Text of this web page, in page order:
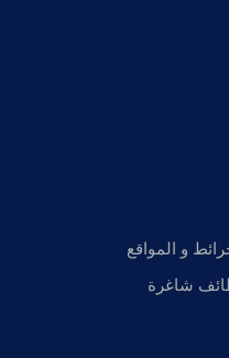
و المواقع
شاغرة